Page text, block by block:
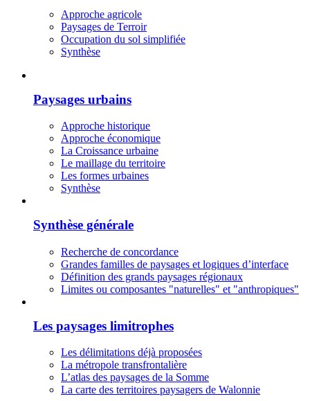
Approche agricole
Paysages de Terroir
Occupation du sol simplifiée
Synthèse
Paysages urbains
Approche historique
Approche économique
La Croissance urbaine
Le maillage du territoire
Les formes urbaines
Synthèse
Synthèse générale
Recherche de concordance
Grandes familles de paysages et logiques d’interface
Définition des grands paysages régionaux
Limites ou composantes "naturelles" et "anthropiques"
Les paysages limitrophes
Les délimitations déjà proposées
La métropole transfrontalière
L’atlas des paysages de la Somme
La carte des territoires paysagers de Walonnie